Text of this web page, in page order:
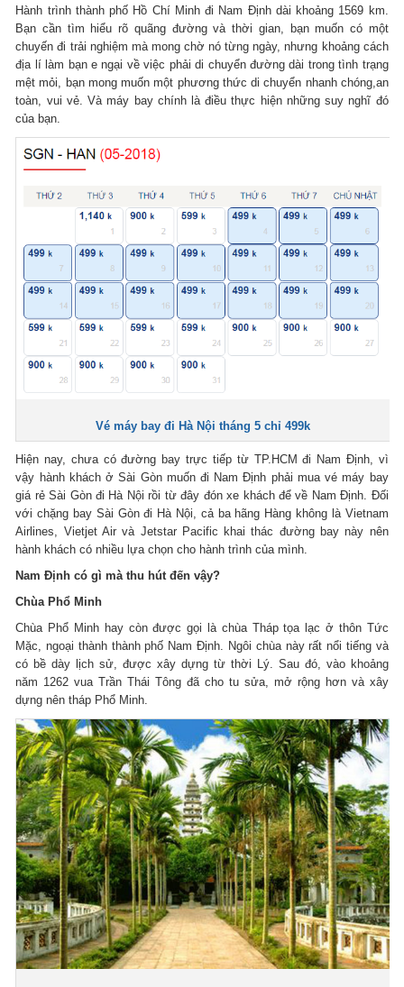
Hành trình thành phố Hồ Chí Minh đi Nam Định dài khoảng 1569 km.
Bạn cần tìm hiểu rõ quãng đường và thời gian, bạn muốn có một
chuyến đi trải nghiệm mà mong chờ nó từng ngày, nhưng khoảng cách
địa lí làm bạn e ngại về việc phải di chuyển đường dài trong tình trạng
mệt mỏi, bạn mong muốn một phương thức di chuyển nhanh chóng,an
toàn, vui vẻ. Và máy bay chính là điều thực hiện những suy nghĩ đó
của bạn.
Vé máy bay đi Hà Nội tháng 5 chỉ 499k
Hiện nay, chưa có đường bay trực tiếp từ TP.HCM đi Nam Định, vì
vậy hành khách ở Sài Gòn muốn đi Nam Định phải mua vé máy bay
giá rẻ Sài Gòn đi Hà Nội rồi từ đây đón xe khách để về Nam Định. Đối
với chặng bay Sài Gòn đi Hà Nội, cả ba hãng Hàng không là Vietnam
Airlines, Vietjet Air và Jetstar Pacific khai thác đường bay này nên
hành khách có nhiều lựa chọn cho hành trình của mình.
Nam Định có gì mà thu hút đến vậy?
Chùa Phổ Minh
Chùa Phổ Minh hay còn được gọi là chùa Tháp tọa lạc ở thôn Tức
Mặc, ngoại thành thành phố Nam Định. Ngôi chùa này rất nổi tiếng và
có bề dày lịch sử, được xây dựng từ thời Lý. Sau đó, vào khoảng
năm 1262 vua Trần Thái Tông đã cho tu sửa, mở rộng hơn và xây
dựng nên tháp Phổ Minh.